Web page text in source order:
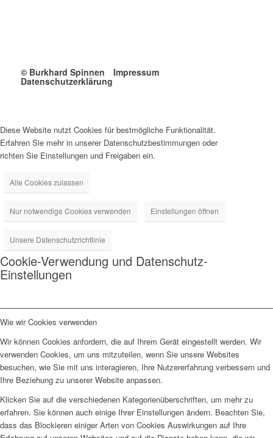
© Burkhard Spinnen Impressum
Datenschutzerklärung
Diese Website nutzt Cookies für bestmögliche Funktionalität.
Erfahren Sie mehr in unserer Datenschutzbestimmungen oder
richten Sie Einstellungen und Freigaben ein.
Alle Cookies zulassen
Nur notwendige Cookies verwenden Einstellungen öffnen
Unsere Datenschutzrichtlinie
Cookie-Verwendung und Datenschutz-
Einstellungen
Wie wir Cookies verwenden
Wir können Cookies anfordern, die auf Ihrem Gerät eingestellt werden. Wir
verwenden Cookies, um uns mitzuteilen, wenn Sie unsere Websites
besuchen, wie Sie mit uns interagieren, Ihre Nutzererfahrung verbessern und
Ihre Beziehung zu unserer Website anpassen.
Klicken Sie auf die verschiedenen Kategorienüberschriften, um mehr zu
erfahren. Sie können auch einige Ihrer Einstellungen ändern. Beachten Sie,
dass das Blockieren einiger Arten von Cookies Auswirkungen auf Ihre